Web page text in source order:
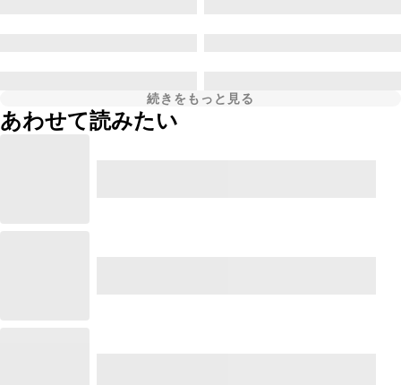
続きをもっと見る
あわせて読みたい